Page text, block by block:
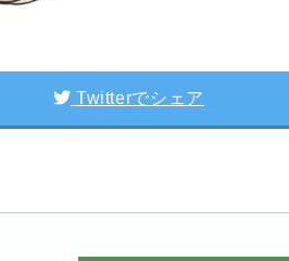
Twitterでシェア